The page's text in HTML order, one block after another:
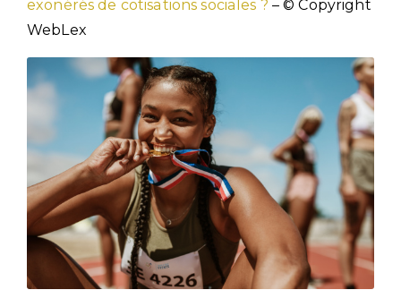
exonérés de cotisations sociales ? – © Copyright
WebLex